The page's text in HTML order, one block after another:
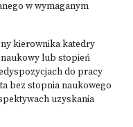
w wymaganym
kierownika katedry
lub stopień
do pracy
bez stopnia naukowego
uzyskania